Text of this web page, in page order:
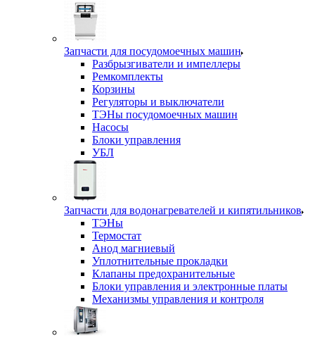
Запчасти для посудомоечных машин
Разбрызгиватели и импеллеры
Ремкомплекты
Корзины
Регуляторы и выключатели
ТЭНы посудомоечных машин
Насосы
Блоки управления
УБЛ
Запчасти для водонагревателей и кипятильников
ТЭНы
Термостат
Анод магниевый
Уплотнительные прокладки
Клапаны предохранительные
Блоки управления и электронные платы
Механизмы управления и контроля